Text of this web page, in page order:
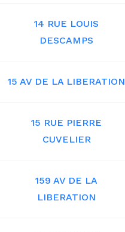
14 RUE LOUIS
DESCAMPS
15 AV DE LA LIBERATION
15 RUE PIERRE
CUVELIER
159 AV DE LA
LIBERATION